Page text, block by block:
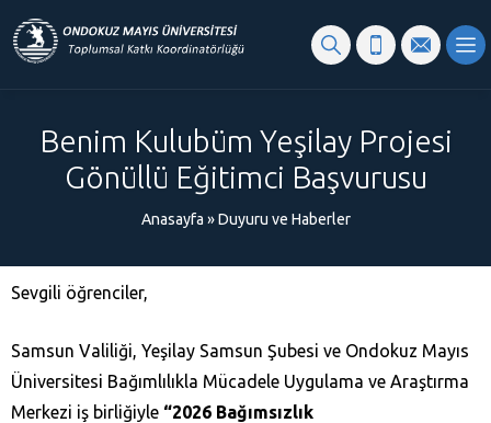
Benim Kulubüm Yeşilay Projesi
Gönüllü Eğitimci Başvurusu
Anasayfa »Duyuru ve Haberler
Sevgili öğrenciler,
Samsun Valiliği, Yeşilay Samsun Şubesi ve Ondokuz Mayıs
Üniversitesi Bağımlılıkla Mücadele Uygulama ve Araştırma
Merkezi iş birliğiyle “2026 Bağımsızlık